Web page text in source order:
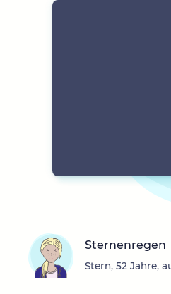
Sternenregen
Stern, 52 Jahre,